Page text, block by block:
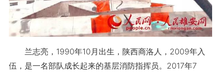
兰志亮，1990年10月出生，陕西商洛人，2009年入
伍，是一名部队成长起来的基层消防指挥员。2017年7